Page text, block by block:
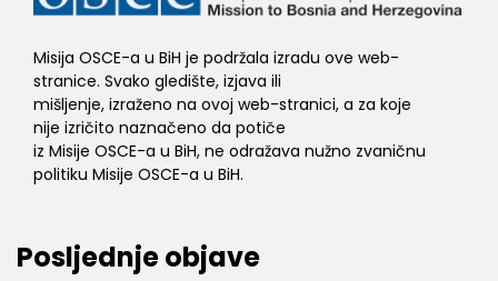
Misija OSCE-a u BiH je podržala izradu ove web-
stranice. Svako gledište, izjava ili
mišljenje, izraženo na ovoj web-stranici, a za koje
nije izričito naznačeno da potiče
iz Misije OSCE-a u BiH, ne odražava nužno zvaničnu
politiku Misije OSCE-a u BiH.
Posljednje objave